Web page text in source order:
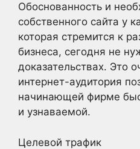
Обоснованность и
собственного сайта у
которая стремится к
бизнеса, сегодня не
доказательствах. Это
интернет-аудитория
начинающей фирме
и узнаваемой.
Целевой трафик